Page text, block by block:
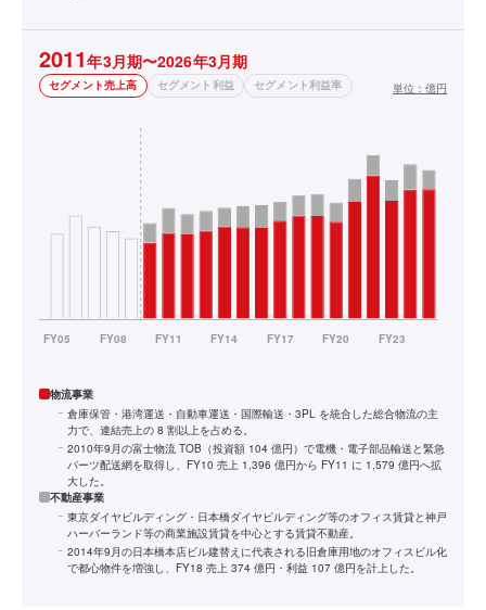
2011年3月期〜2026年3月期
セグメント売上高 セグメント利益 セグメント利益率 単位： 億円
物流事業
倉庫保管・港湾運送・自動車運送・国際輸送・3PL を統合した総合物流の主
力で、連結売上の 8 割以上を占める。
2010年9月の富士物流 TOB（投資額 104 億円）で電機・電子部品輸送と緊急
パーツ配送網を取得し、FY10 売上 1,396 億円から FY11 に 1,579 億円へ拡
大した。
不動産事業
東京ダイヤビルディング・日本橋ダイヤビルディング等のオフィス賃貸と神戸
ハーバーランド等の商業施設賃貸を中心とする賃貸不動産。
2014年9月の日本橋本店ビル建替えに代表される旧倉庫用地のオフィスビル化
で都心物件を増強し、FY18 売上 374 億円・利益 107 億円を計上した。